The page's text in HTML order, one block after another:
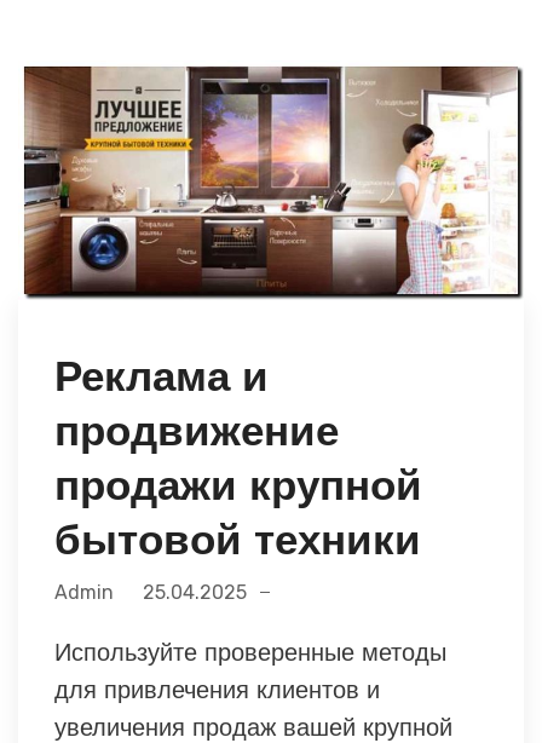
Реклама и
продвижение
продажи крупной
бытовой техники
Admin 25.04.2025
Используйте проверенные методы
для привлечения клиентов и
увеличения продаж вашей крупной